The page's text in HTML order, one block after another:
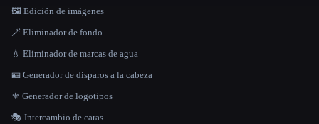
🖼️ Edición de imágenes
🪄 Eliminador de fondo
💧 Eliminador de marcas de agua
🪪 Generador de disparos a la cabeza
⚜️ Generador de logotipos
🎭 Intercambio de caras